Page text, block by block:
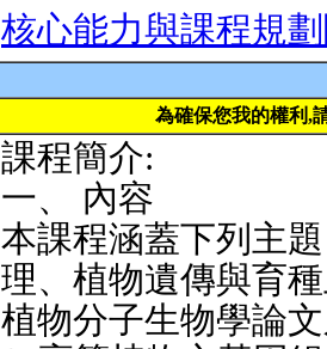
核心能力與課程規
為確保您我的權利,
課程簡介:
一、 內容
本課程涵蓋下列主
理、植物遺傳與育
植物分子生物學論